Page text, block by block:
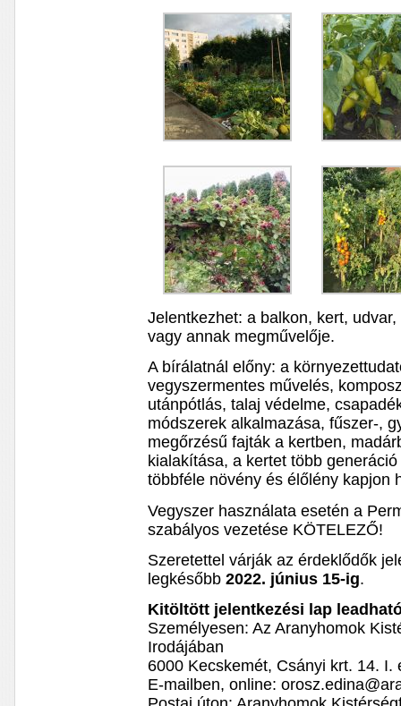
Jelentkezhet: a balkon, kert,
vagy annak megművelője.
A bírálatnál előny: a
vegyszermentes művelés,
utánpótlás, talaj védelme,
módszerek alkalmazása, fűszer-,
megőrzésű fajták a kertben,
kialakítása, a kertet több
többféle növény és élőlény kapjon
Vegyszer használata esetén a
szabályos vezetése KÖTELEZŐ!
Szeretettel várják az érdeklődők
legkésőbb2022. június 15-ig.
Kitöltött jelentkezési lap
Személyesen: Az Aranyhomok
Irodájában
6000 Kecskemét, Csányi krt. 14. I.
E-mailben, online: